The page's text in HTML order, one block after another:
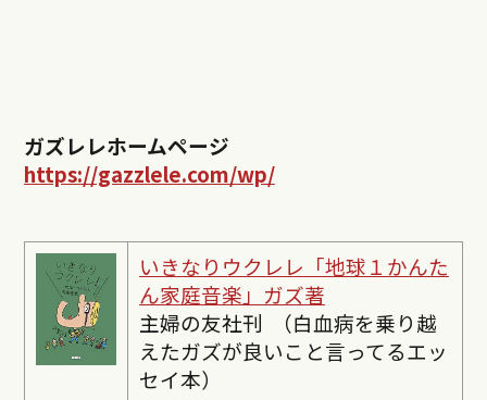
ガズレレホームページ
https://gazzlele.com/wp/
いきなりウクレレ「地球１かんた
ん家庭音楽」ガズ著
主婦の友社刊 （白血病を乗り越
えたガズが良いこと言ってるエッ
セイ本）